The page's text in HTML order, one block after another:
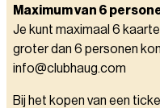
Maximum van 6
Je kunt maximaal 6
groter dan 6 personen
info@clubhaug.com
Bij het kopen van een